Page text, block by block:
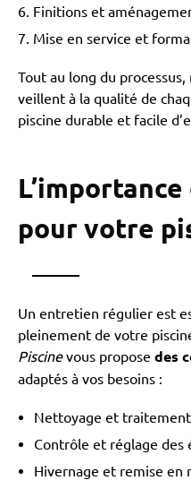
Finitions et
Mise en service et
Tout au long du
veillent à la qualité de
piscine durable et facile
pour votre
Un entretien régulier est
pleinement de votre
Piscinevous propose des
adaptés à vos besoins :
Nettoyage et traitement
Contrôle et réglage des
Hivernage et remise en